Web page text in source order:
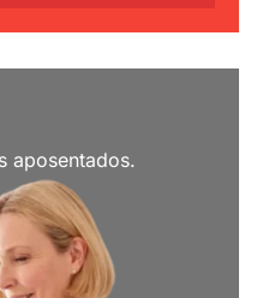
aposentados.